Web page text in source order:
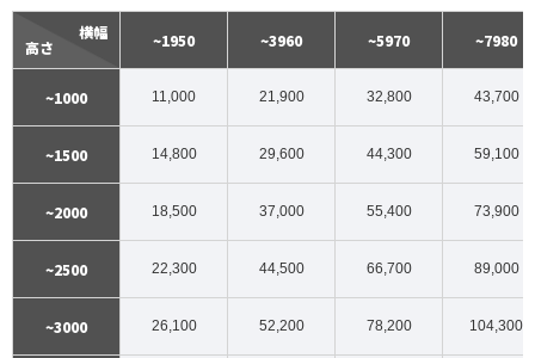
横幅
高さ ~1950 ~3960 ~5970 ~7980
~1000 11,000 21,900 32,800 43,700
~1500 14,800 29,600 44,300 59,100
~2000 18,500 37,000 55,400 73,900
~2500 22,300 44,500 66,700 89,000
~3000 26,100 52,200 78,200 104,300